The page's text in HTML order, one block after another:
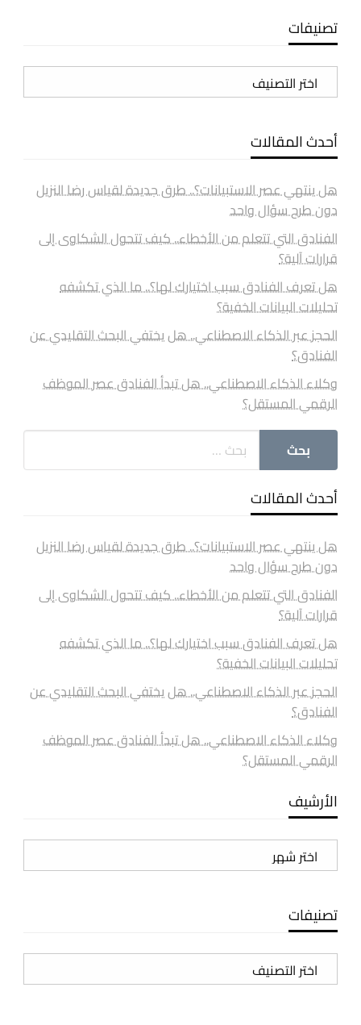
تصنيفات
تصنيفات
أحدث المقالات
هل ينتهي عصر الاستبيانات؟.. طرق جديدة لقياس رضا النزيل
دون طرح سؤال واحد
الفنادق التي تتعلم من الأخطاء.. كيف تتحول الشكاوى إلى
قرارات آلية؟
هل تعرف الفنادق سبب اختيارك لها؟.. ما الذي تكشفه
تحليلات البيانات الخفية؟
الحجز عبر الذكاء الاصطناعي.. هل يختفي البحث التقليدي عن
الفنادق؟
وكلاء الذكاء الاصطناعي.. هل تبدأ الفنادق عصر الموظف
الرقمي المستقل؟
أحدث المقالات
هل ينتهي عصر الاستبيانات؟.. طرق جديدة لقياس رضا النزيل
دون طرح سؤال واحد
الفنادق التي تتعلم من الأخطاء.. كيف تتحول الشكاوى إلى
قرارات آلية؟
هل تعرف الفنادق سبب اختيارك لها؟.. ما الذي تكشفه
تحليلات البيانات الخفية؟
الحجز عبر الذكاء الاصطناعي.. هل يختفي البحث التقليدي عن
الفنادق؟
وكلاء الذكاء الاصطناعي.. هل تبدأ الفنادق عصر الموظف
الرقمي المستقل؟
الأرشيف
الأرشيف
تصنيفات
تصنيفات